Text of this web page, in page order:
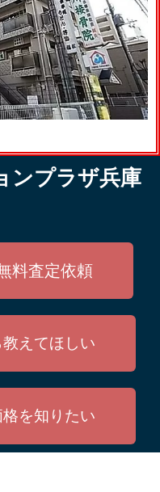
ンプラザ兵庫
料査定依頼
えてほしい
を知りたい